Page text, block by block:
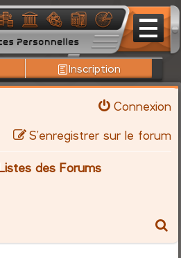
Inscription
Connexion
S’enregistrer sur le forum
des Forums